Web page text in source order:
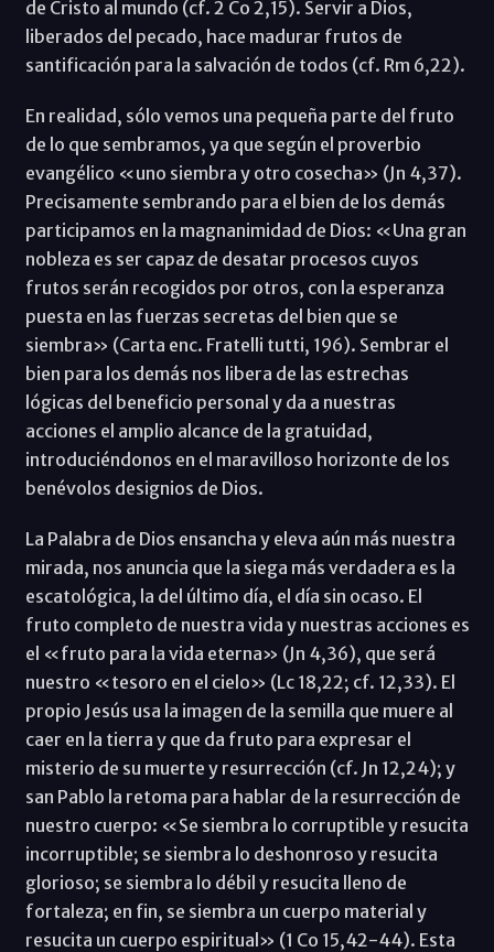
de Cristo al mundo (cf. 2 Co 2,15). Servir a Dios,
liberados del pecado, hace madurar frutos de
santificación para la salvación de todos (cf. Rm 6,22).
En realidad, sólo vemos una pequeña parte del fruto
de lo que sembramos, ya que según el proverbio
evangélico «uno siembra y otro cosecha» (Jn 4,37).
Precisamente sembrando para el bien de los demás
participamos en la magnanimidad de Dios: «Una gran
nobleza es ser capaz de desatar procesos cuyos
frutos serán recogidos por otros, con la esperanza
puesta en las fuerzas secretas del bien que se
siembra» (Carta enc. Fratelli tutti, 196). Sembrar el
bien para los demás nos libera de las estrechas
lógicas del beneficio personal y da a nuestras
acciones el amplio alcance de la gratuidad,
introduciéndonos en el maravilloso horizonte de los
benévolos designios de Dios.
La Palabra de Dios ensancha y eleva aún más nuestra
mirada, nos anuncia que la siega más verdadera es la
escatológica, la del último día, el día sin ocaso. El
fruto completo de nuestra vida y nuestras acciones es
el «fruto para la vida eterna» (Jn 4,36), que será
nuestro «tesoro en el cielo» (Lc 18,22; cf. 12,33). El
propio Jesús usa la imagen de la semilla que muere al
caer en la tierra y que da fruto para expresar el
misterio de su muerte y resurrección (cf. Jn 12,24); y
san Pablo la retoma para hablar de la resurrección de
nuestro cuerpo: «Se siembra lo corruptible y resucita
incorruptible; se siembra lo deshonroso y resucita
glorioso; se siembra lo débil y resucita lleno de
fortaleza; en fin, se siembra un cuerpo material y
resucita un cuerpo espiritual» (1 Co 15,42-44). Esta